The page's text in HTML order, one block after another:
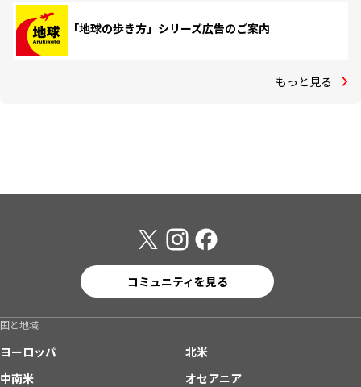
「地球の歩き方」シリーズ広告のご案内
もっと見る
コミュニティを見る
国と地域
ヨーロッパ
北米
中南米
オセアニア